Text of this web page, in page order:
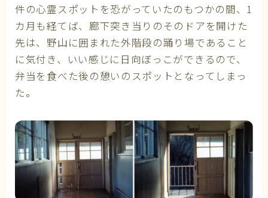
件の心霊スポットを恐がっていたのもつかの間、1
カ月も経てば、廊下突き当りのそのドアを開けた
先は、野山に囲まれた外階段の踊り場であること
に気付き、いい感じに日向ぼっこができるので、
弁当を食べた後の憩いのスポットとなってしまっ
た。